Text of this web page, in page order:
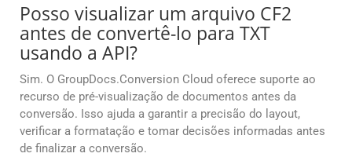
Posso visualizar um arquivo CF2
antes de convertê-lo para TXT
usando a API?
Sim. O GroupDocs.Conversion Cloud oferece suporte ao
recurso de pré-visualização de documentos antes da
conversão. Isso ajuda a garantir a precisão do layout,
verificar a formatação e tomar decisões informadas antes
de finalizar a conversão.